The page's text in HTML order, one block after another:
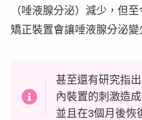
（唾液腺分泌）減少，但
矯正裝置會讓唾液腺分泌變
甚至還有研究指
內裝置的刺激造
並且在3個月後恢